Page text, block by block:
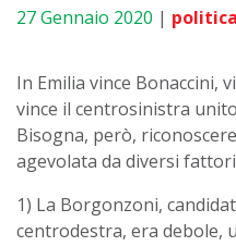
27 Gennaio 2020 | politica
In Emilia vince Bonaccini,
vince il centrosinistra
Bisogna, però,
agevolata da diversi
1) La Borgonzoni,
centrodestra, era debole,